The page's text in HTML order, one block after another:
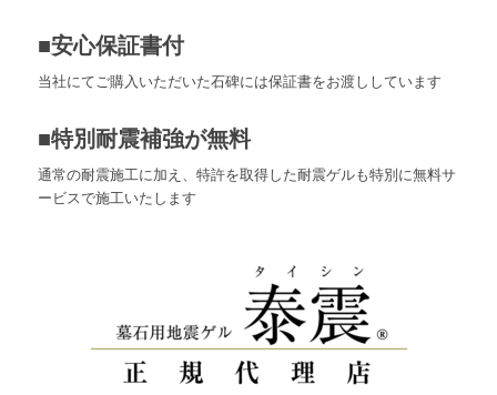
■安心保証書付
当社にてご購入いただいた石碑には保証書をお渡ししています
■特別耐震補強が無料
通常の耐震施工に加え、特許を取得した耐震ゲルも特別に無料サ
ービスで施工いたします